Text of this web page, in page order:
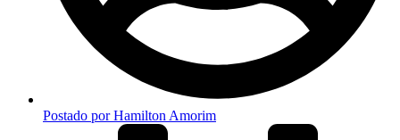
Postado porHamilton Amorim